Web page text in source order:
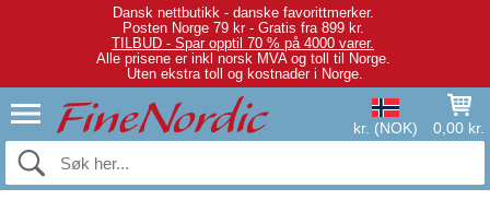
Dansk nettbutikk - danske favorittmerker.
Posten Norge 79 kr - Gratis fra 899 kr.
TILBUD - Spar opptil 70 % på 4000 varer.
Alle prisene er inkl norsk MVA og toll til Norge.
Uten ekstra toll og kostnader i Norge.
kr. (NOK) 0,00 kr.